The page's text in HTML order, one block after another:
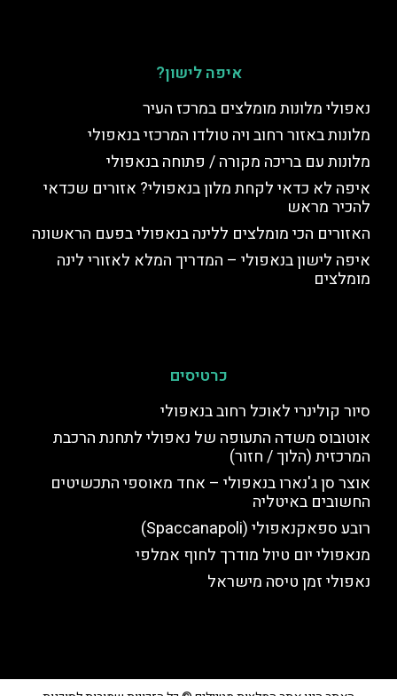
איפה לישון?
נאפולי מלונות מומלצים במרכז העיר
מלונות באזור רחוב ויה טולדו המרכזי בנאפולי
מלונות עם בריכה מקורה / פתוחה בנאפולי
איפה לא כדאי לקחת מלון בנאפולי? אזורים שכדאי
להכיר מראש
האזורים הכי מומלצים ללינה בנאפולי בפעם הראשונה
איפה לישון בנאפולי – המדריך המלא לאזורי לינה
מומלצים
כרטיסים
סיור קולינרי לאוכל רחוב בנאפולי
אוטובוס משדה התעופה של נאפולי לתחנת הרכבת
המרכזית (הלוך / חזור)
אוצר סן ג'נארו בנאפולי – אחד מאוספי התכשיטים
החשובים באיטליה
רובע ספאקנאפולי (Spaccanapoli)
מנאפולי יום טיול מודרך לחוף אמלפי
נאפולי זמן טיסה מישראל